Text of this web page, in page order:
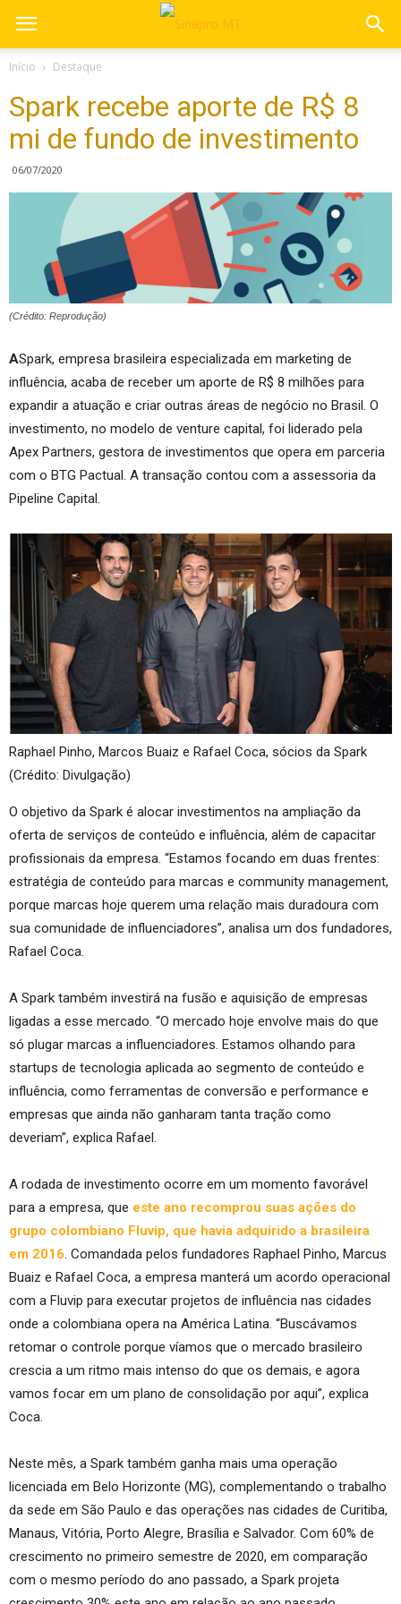
Início Destaque
Spark recebe aporte de R$ 8
mi de fundo de investimento
06/07/2020
(Crédito: Reprodução)
ASpark, empresa brasileira especializada em marketing de
influência, acaba de receber um aporte de R$ 8 milhões para
expandir a atuação e criar outras áreas de negócio no Brasil. O
investimento, no modelo de venture capital, foi liderado pela
Apex Partners, gestora de investimentos que opera em parceria
com o BTG Pactual. A transação contou com a assessoria da
Pipeline Capital.
Raphael Pinho, Marcos Buaiz e Rafael Coca, sócios da Spark
(Crédito: Divulgação)
O objetivo da Spark é alocar investimentos na ampliação da
oferta de serviços de conteúdo e influência, além de capacitar
profissionais da empresa. “Estamos focando em duas frentes:
estratégia de conteúdo para marcas e community management,
porque marcas hoje querem uma relação mais duradoura com
sua comunidade de influenciadores”, analisa um dos fundadores,
Rafael Coca.
A Spark também investirá na fusão e aquisição de empresas
ligadas a esse mercado. “O mercado hoje envolve mais do que
só plugar marcas a influenciadores. Estamos olhando para
startups de tecnologia aplicada ao segmento de conteúdo e
influência, como ferramentas de conversão e performance e
empresas que ainda não ganharam tanta tração como
deveriam”, explica Rafael.
A rodada de investimento ocorre em um momento favorável
para a empresa, que este ano recomprou suas ações do
grupo colombiano Fluvip, que havia adquirido a brasileira
em 2016. Comandada pelos fundadores Raphael Pinho, Marcus
Buaiz e Rafael Coca, a empresa manterá um acordo operacional
com a Fluvip para executar projetos de influência nas cidades
onde a colombiana opera na América Latina. “Buscávamos
retomar o controle porque víamos que o mercado brasileiro
crescia a um ritmo mais intenso do que os demais, e agora
vamos focar em um plano de consolidação por aqui”, explica
Coca.
Neste mês, a Spark também ganha mais uma operação
licenciada em Belo Horizonte (MG), complementando o trabalho
da sede em São Paulo e das operações nas cidades de Curitiba,
Manaus, Vitória, Porto Alegre, Brasília e Salvador. Com 60% de
crescimento no primeiro semestre de 2020, em comparação
com o mesmo período do ano passado, a Spark projeta